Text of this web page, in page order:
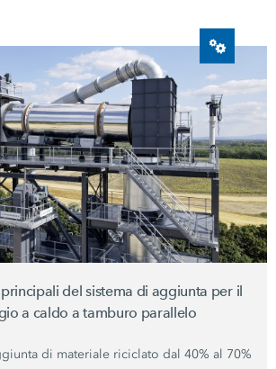
del sistema di aggiunta per il
a caldo a tamburo parallelo
di materiale riciclato dal 40% al 70%